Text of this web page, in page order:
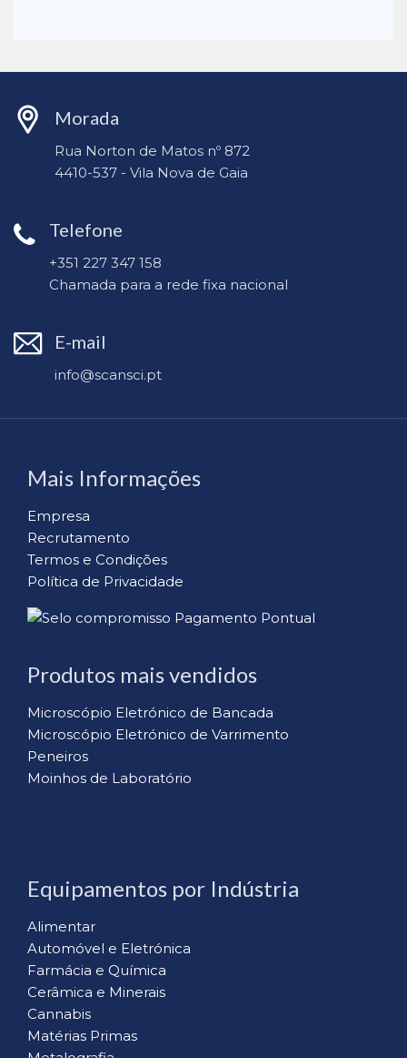
Morada
Rua Norton de Matos nº 872
4410-537 - Vila Nova de Gaia
Telefone
+351 227 347 158
Chamada para a rede fixa nacional
E-mail
info@scansci.pt
Mais Informações
Empresa
Recrutamento
Termos e Condições
Política de Privacidade
Produtos mais vendidos
Microscópio Eletrónico de Bancada
Microscópio Eletrónico de Varrimento
Peneiros
Moinhos de Laboratório
Equipamentos por Indústria
Alimentar
Automóvel e Eletrónica
Farmácia e Química
Cerâmica e Minerais
Cannabis
Matérias Primas